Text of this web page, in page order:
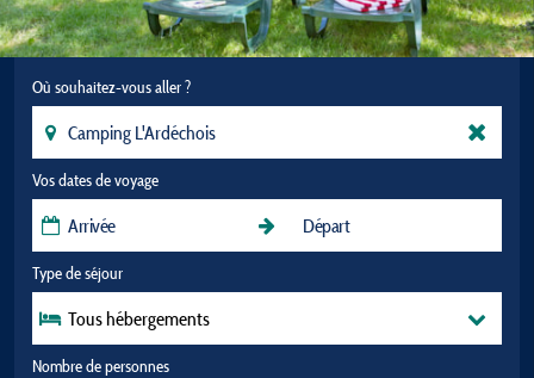
Où souhaitez-vous aller ?
Vos dates de voyage
Type de séjour
Tous hébergements
Nombre de personnes